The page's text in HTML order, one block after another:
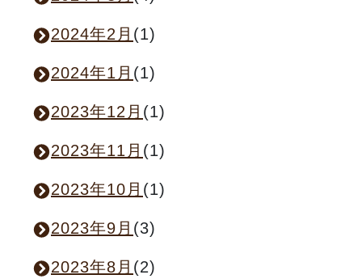
2024年2月 (1)
2024年1月 (1)
2023年12月 (1)
2023年11月 (1)
2023年10月 (1)
2023年9月 (3)
2023年8月 (2)